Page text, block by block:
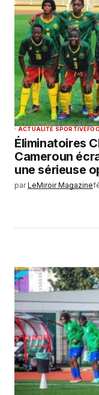
ACTUALITÉ SPORTIVE
Éliminatoires
Cameroun
une sérieuse
par LeMiroir Magazine